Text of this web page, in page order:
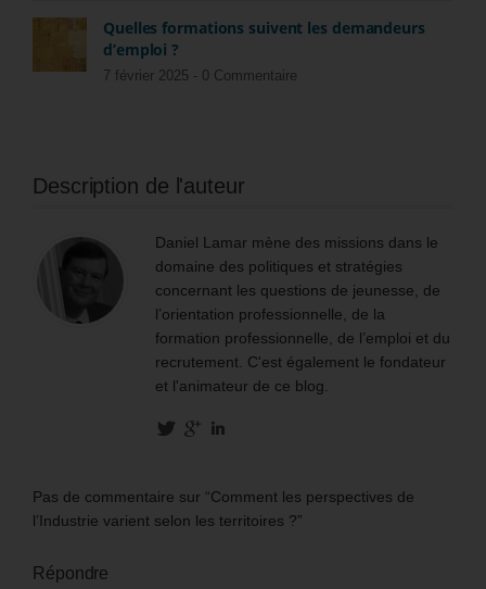
Quelles formations suivent les demandeurs
d’emploi ?
7 février 2025 - 0 Commentaire
Description de l'auteur
Daniel Lamar mène des missions dans le
domaine des politiques et stratégies
concernant les questions de jeunesse, de
l’orientation professionnelle, de la
formation professionnelle, de l’emploi et du
recrutement. C'est également le fondateur
et l'animateur de ce blog.
Pas de commentaire sur “Comment les perspectives de
l’Industrie varient selon les territoires ?”
Répondre